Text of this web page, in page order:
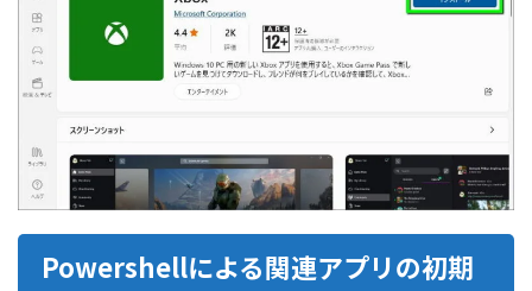
Powershellによる関連アプリの初期